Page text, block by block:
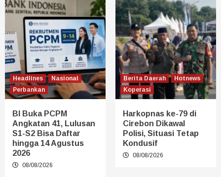
Headlines
Nasional
Perbankan
BI Buka PCPM
Angkatan 41, Lulusan
S1-S2 Bisa Daftar
hingga 14 Agustus
2026
08/08/2026
Berita Daerah
Hotnews
Koperasi
Harkopnas ke-79 di
Cirebon Dikawal
Polisi, Situasi Tetap
Kondusif
08/08/2026